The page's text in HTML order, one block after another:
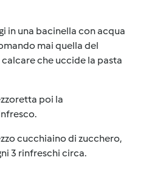
in una bacinella con acqua
mai quella del
che uccide la pasta
poi la
cucchiaino di zucchero,
3 rinfreschi circa.